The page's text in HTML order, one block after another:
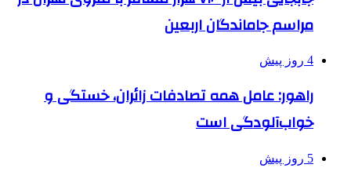
مراسم جاماندگان اربعین
4 روز پیش
راهور: عامل همه تصادفات زائران، خستگی و
خواب‌آلودگی است
5 روز پیش